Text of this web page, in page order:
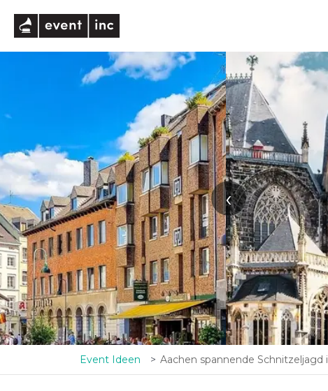
‹
Event Ideen Aachen spannende Schnitzeljagd im Team